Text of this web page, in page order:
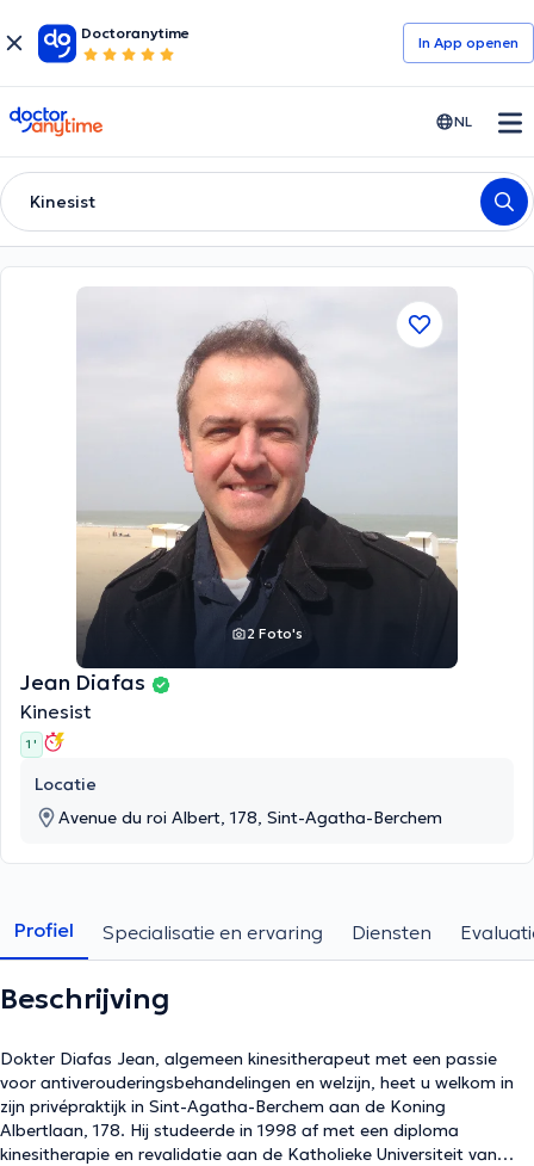
Doctoranytime
In App openen
doctoranytime NL
Kinesist
2 Foto's
Jean Diafas
Kinesist
1 '
Locatie
Avenue du roi Albert, 178, Sint-Agatha-Berchem
Profiel Specialisatie en ervaring Diensten
Beschrijving
Dokter Diafas Jean, algemeen kinesitherapeut met een passie
voor antiverouderingsbehandelingen en welzijn, heet u welkom in
zijn privépraktijk in Sint-Agatha-Berchem aan de Koning
Albertlaan, 178. Hij studeerde in 1998 af met een diploma
kinesitherapie en revalidatie aan de Katholieke Universiteit van